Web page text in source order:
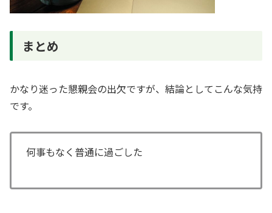
まとめ
かなり迷った懇親会の出欠ですが、結論としてこんな気持
です。
何事もなく普通に過ごした